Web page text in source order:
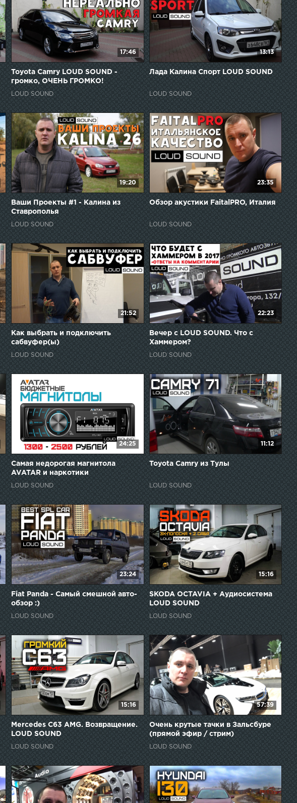
17:46
Toyota Camry LOUD SOUND -
громко, ОЧЕНЬ ГРОМКО!
LOUD SOUND
13:13
Лада Калина Спорт LOUD SOUND
LOUD SOUND
19:20
Ваши Проекты #1 - Калина из
Ставрополья
LOUD SOUND
23:35
Обзор акустики FaitalPRO, Италия
LOUD SOUND
21:52
Как выбрать и подключить
сабвуфер(ы)
LOUD SOUND
22:23
Вечер с LOUD SOUND. Что с
Хаммером?
LOUD SOUND
24:25
Самая недорогая магнитола
AVATAR и наркотики
LOUD SOUND
11:12
Toyota Camry из Тулы
LOUD SOUND
23:24
Fiat Panda - Самый смешной авто-
обзор :)
LOUD SOUND
15:16
SKODA OCTAVIA + Аудиосистема
LOUD SOUND
LOUD SOUND
15:16
Mercedes C63 AMG. Возвращение.
LOUD SOUND
LOUD SOUND
57:39
Очень крутые тачки в Зальсбуре
(прямой эфир / стрим)
LOUD SOUND